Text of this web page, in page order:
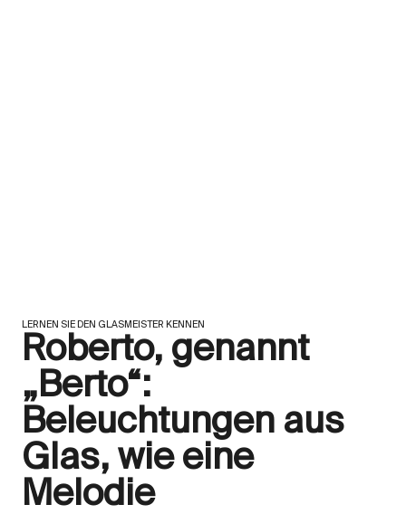
LERNEN SIE DEN GLASMEISTER KENNEN
Roberto, genannt
„Berto“:
Beleuchtungen aus
Glas, wie eine
Melodie